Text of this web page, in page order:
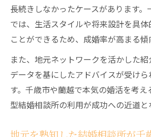
長続きしなかったケースがあります
では、生活スタイルや将来設計を具
ことができるため、成婚率が高まる傾
また、地元ネットワークを活かした
データを基にしたアドバイスが受け
す。千歳市や蘭越で本気の婚活を考
型結婚相談所の利用が成功への近道と